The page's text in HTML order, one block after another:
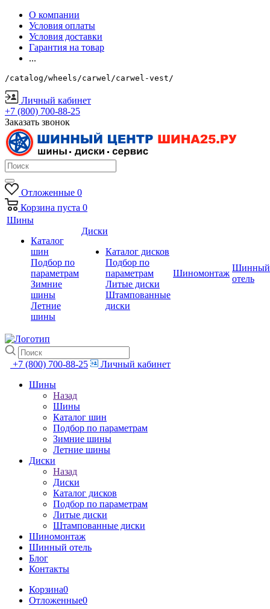
О компании
Условия оплаты
Условия доставки
Гарантия на товар
...
/catalog/wheels/carwel/carwel-vest/
Личный кабинет
+7 (800) 700-88-25
Заказать звонок
Отложенные 0
Корзина пуста 0
Шины
Каталог
шин
Подбор по
параметрам
Зимние
шины
Летние
шины
Диски
Каталог дисков
Подбор по
параметрам
Литые диски
Штампованные
диски
Шиномонтаж
Шинный
отель
+7 (800) 700-88-25
Личный кабинет
Шины
Назад
Шины
Каталог шин
Подбор по параметрам
Зимние шины
Летние шины
Диски
Назад
Диски
Каталог дисков
Подбор по параметрам
Литые диски
Штампованные диски
Шиномонтаж
Шинный отель
Блог
Контакты
Корзина0
Отложенные0